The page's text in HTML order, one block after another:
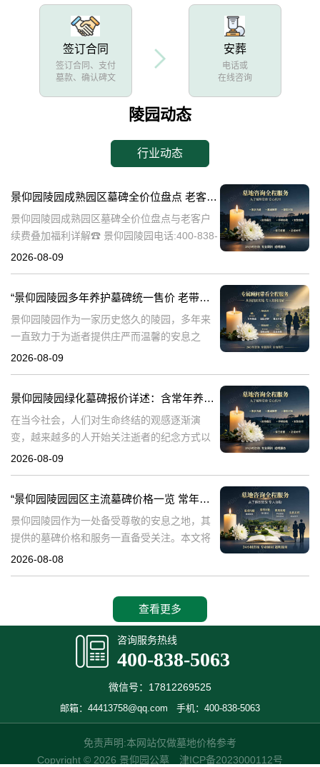
签订合同
签订合同、支付
墓款、确认碑文
安葬
电话或
在线咨询
陵园动态
行业动态
景仰园陵园成熟园区墓碑全价位盘点 老客户续费叠加福利详解
景仰园陵园成熟园区墓碑全价位盘点与老客户
续费叠加福利详解☎ 景仰园陵园电话:400-838-
5063在人生的旅途中，每个人都会面临生老病
2026-08-09
“景仰园陵园多年养护墓碑统一售价 老带新双方共享优惠 详解与福利”
景仰园陵园作为一家历史悠久的陵园，多年来
一直致力于为逝者提供庄严而温馨的安息之
地。在众多陵园中，景仰园陵园以其独特的服
售
2026-08-09
景仰园陵园绿化墓碑报价详述：含常年养护，无额外费用
在当今社会，人们对生命终结的观感逐渐演
变，越来越多的人开始关注逝者的纪念方式以
及陵园的环境品质。景仰园陵园，作为专业的
区
2026-08-09
“景仰园陵园园区主流墓碑价格一览 常年保洁养护随单赠送 专属优惠活动解析”
景仰园陵园作为一处备受尊敬的安息之地，其
提供的墓碑价格和服务一直备受关注。本文将
深入探讨景仰园陵园园区主流墓碑的价格体
2026-08-08
查看更多
咨询服务热线
400-838-5063
微信号：17812269525
邮箱：44413758@qq.com 手机：400-838-5063
免责声明:本网站仅做墓地价格参考
Copyright © 2026 景仰园公墓 津ICP备2023000112号